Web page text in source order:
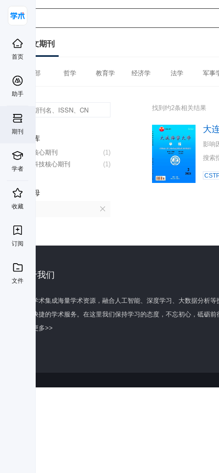
首页
助手
期刊
学者
收藏
订阅
文件
中文期刊
全部 哲学 教育学 经济学 法学 军事
数据库
(1)
北大核心期刊
(1)
中国科技核心期刊
首字母
D
找到约2条相关结果
大
影响
搜索
关于我们
百度学术集成海量学术资源，融合人工智能、深度学习、大数据分析
全面快捷的学术服务。在这里我们保持学习的态度，不忘初心，砥砺前
了解更多>>